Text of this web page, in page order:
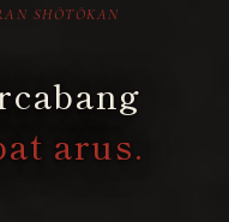
SHŌTŌKAN
arus.